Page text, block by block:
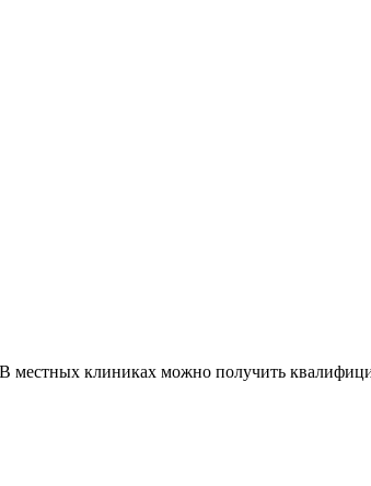
местных клиниках можно получить